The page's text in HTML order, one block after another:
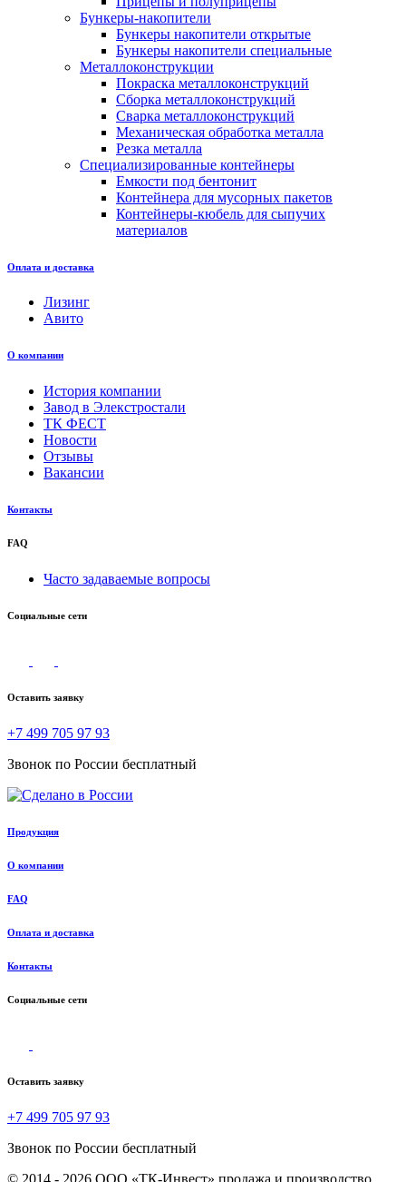
Бункеры-накопители
Бункеры накопители открытые
Бункеры накопители специальные
Металлоконструкции
Покраска металлоконструкций
Сборка металлоконструкций
Сварка металлоконструкций
Механическая обработка металла
Резка металла
Специализированные контейнеры
Емкости под бентонит
Контейнера для мусорных пакетов
Контейнеры-кюбель для сыпучих
материалов
Оплата и доставка
Лизинг
Авито
О компании
История компании
Завод в Элекстростали
ТК ФЕСТ
Новости
Отзывы
Вакансии
Контакты
FAQ
Часто задаваемые вопросы
Социальные сети
Оставить заявку
+7 499 705 97 93
Звонок по России бесплатный
Продукция
О компании
FAQ
Оплата и доставка
Контакты
Социальные сети
Оставить заявку
+7 499 705 97 93
Звонок по России бесплатный
© 2014 - 2026 ООО «ТК-Инвест» продажа и производство